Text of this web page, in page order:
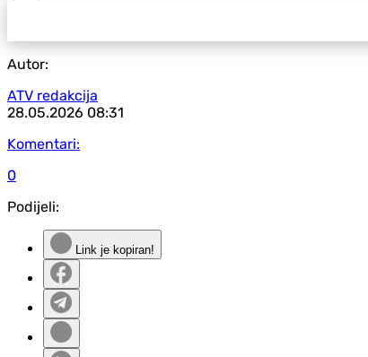
Autor:
ATV redakcija
28.05.2026 08:31
Komentari:
0
Podijeli:
Link je kopiran!